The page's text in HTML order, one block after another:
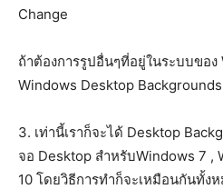
Change
ถ้าต้องการรูปอื่นๆที่อยู่ในระบบของ
Windows Desktop Backgrounds
3. เท่านี้เราก็จะได้ Desktop
จอ Desktop สำหรับWindows 7 ,
10 โดยวิธีการทำก็จะเหมือนกันทั้ง